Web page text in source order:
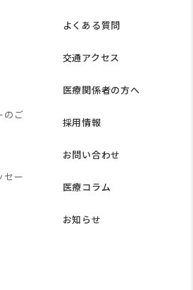
のご
セー
よくある質問
交通アクセス
医療関係者の方へ
採用情報
お問い合わせ
医療コラム
お知らせ